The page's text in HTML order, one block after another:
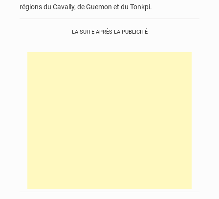
régions du Cavally, de Guemon et du Tonkpi.
LA SUITE APRÈS LA PUBLICITÉ